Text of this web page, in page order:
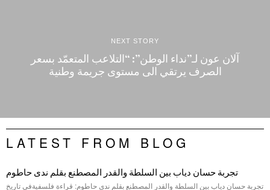
NEXT STORY
آلان عون لـ”نداء الوطن”: “التلاعب المتعمّد بسعر
الصرف يرتقي الى مستوى جريمة وطنية
LATEST FROM BLOG
تجربة حسان دياب بين السلطة والقدر المصطنع بقلم ندى حاطوم
تجربة حسان دياب بين السلطة والقدر المصطنع بقلم ندى حاطوم: قراءة فلسفيةفي تاريخ